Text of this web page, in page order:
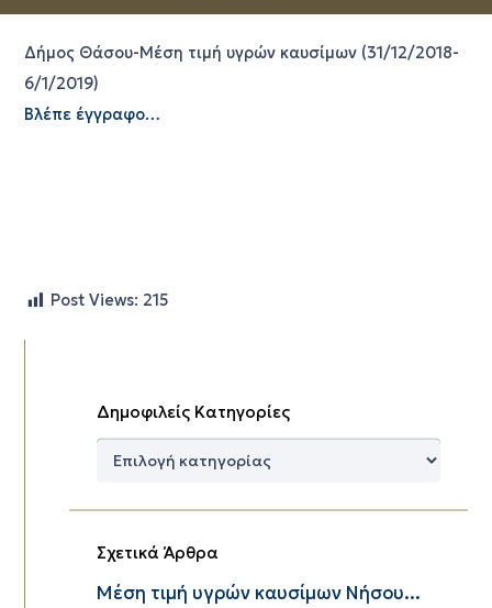
Δήμος Θάσου-Μέση τιμή υγρών καυσίμων (31/12/2018-
6/1/2019)
Βλέπε έγγραφο…
Post Views: 215
Δημοφιλείς Κατηγορίες
Δημοφιλείς
Σχετικά Άρθρα
Μέση τιμή υγρών καυσίμων Νήσου...